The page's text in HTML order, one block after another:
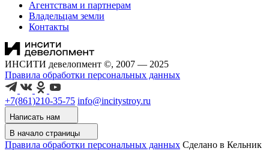
Агентствам и партнерам
Владельцам земли
Контакты
ИНСИТИ девелопмент ©, 2007 — 2025
Правила обработки персональных данных
+7(861)210-35-75 info@incitystroy.ru
Написать нам
В начало страницы
Правила обработки персональных данных Сделано в Кельник